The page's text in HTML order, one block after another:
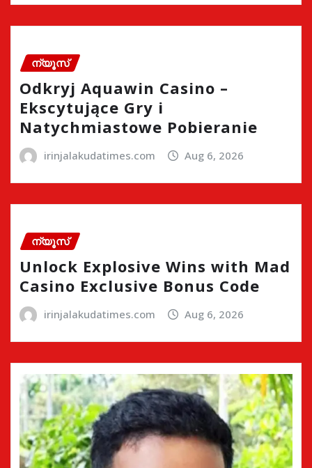
ന്യൂസ്
Odkryj Aquawin Casino –
Ekscytujące Gry i
Natychmiastowe Pobieranie
irinjalakudatimes.com Aug 6, 2026
ന്യൂസ്
Unlock Explosive Wins with Mad
Casino Exclusive Bonus Code
irinjalakudatimes.com Aug 6, 2026